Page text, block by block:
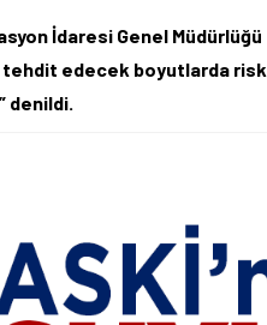
İdaresi Genel Müdürlüğü
tehdit edecek boyutlarda risk
denildi.